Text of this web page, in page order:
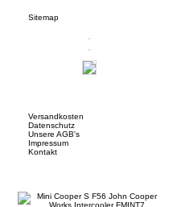
Sitemap
Versandkosten
Datenschutz
Unsere AGB's
Impressum
Kontakt